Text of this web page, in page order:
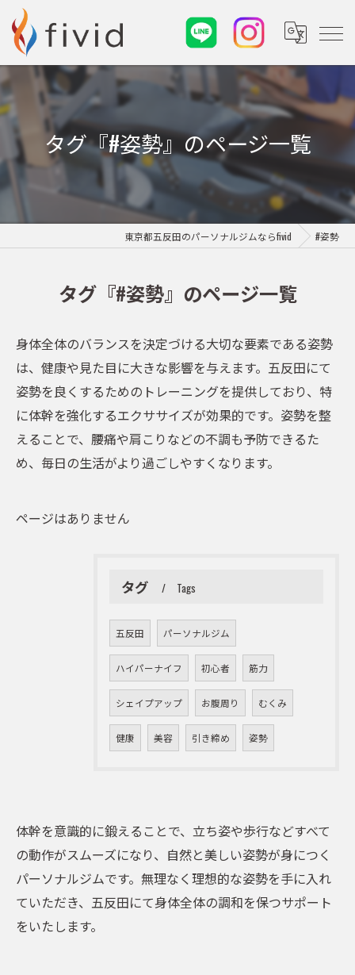
タグ『#姿勢』のページ一覧
東京都五反田のパーソナルジムならfivid #姿勢
タグ『#姿勢』のページ一覧
身体全体のバランスを決定づける大切な要素である姿勢
は、健康や見た目に大きな影響を与えます。五反田にて
姿勢を良くするためのトレーニングを提供しており、特
に体幹を強化するエクササイズが効果的です。姿勢を整
えることで、腰痛や肩こりなどの不調も予防できるた
め、毎日の生活がより過ごしやすくなります。
ページはありません
タグ Tags
五反田 パーソナルジム
ハイパーナイフ 初心者 筋力
シェイプアップ お腹周り むくみ
健康 美容 引き締め 姿勢
体幹を意識的に鍛えることで、立ち姿や歩行などすべて
の動作がスムーズになり、自然と美しい姿勢が身につく
パーソナルジムです。無理なく理想的な姿勢を手に入れ
ていただき、五反田にて身体全体の調和を保つサポート
をいたします。